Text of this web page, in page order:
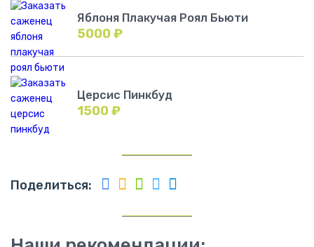
Яблоня Плакучая Роял Бьюти
5000₽
Церсис Пинкбуд
1500₽
Поделиться: